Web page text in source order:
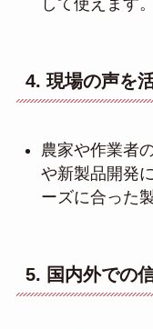
4. 現場の声を
農家や作業者
や新製品開発
ーズに合った
5. 国内外での